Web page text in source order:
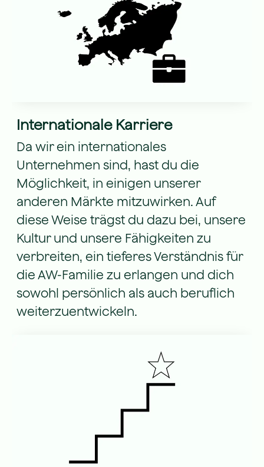
Internationale Karriere
Da wir ein internationales
Unternehmen sind, hast du die
Möglichkeit, in einigen unserer
anderen Märkte mitzuwirken. Auf
diese Weise trägst du dazu bei, unsere
Kultur und unsere Fähigkeiten zu
verbreiten, ein tieferes Verständnis für
die AW-Familie zu erlangen und dich
sowohl persönlich als auch beruflich
weiterzuentwickeln.